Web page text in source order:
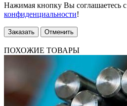
Нажимая кнопку Вы соглашаетесь с
конфиденциальности!
Заказать Отменить
ПОХОЖИЕ ТОВАРЫ